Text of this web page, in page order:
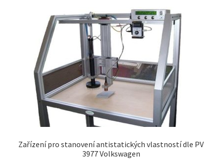
Zařízení pro stanovení antistatických vlastností dle PV
3977 Volkswagen